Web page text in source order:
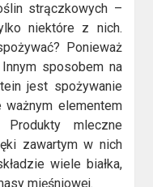
strączkowych –
niektóre z nich.
Ponieważ
sposobem na
jest spożywanie
ważnym elementem
mleczne
zawartym w nich
wiele białka,
mięśniowej.